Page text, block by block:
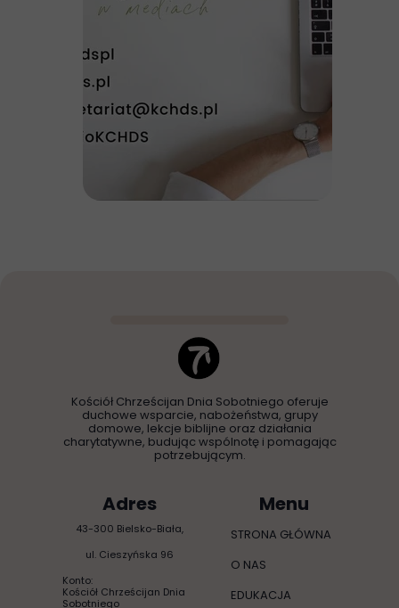
Kościół Chrześcijan Dnia Sobotniego oferuje
duchowe wsparcie, nabożeństwa, grupy
domowe, lekcje biblijne oraz działania
charytatywne, budując wspólnotę i pomagając
potrzebującym.
Menu
STRONA GŁÓWNA
O NAS
EDUKACJA
Adres
43-300 Bielsko-Biała,
ul. Cieszyńska 96
Konto:
Kościół Chrześcijan Dnia
Sobotniego